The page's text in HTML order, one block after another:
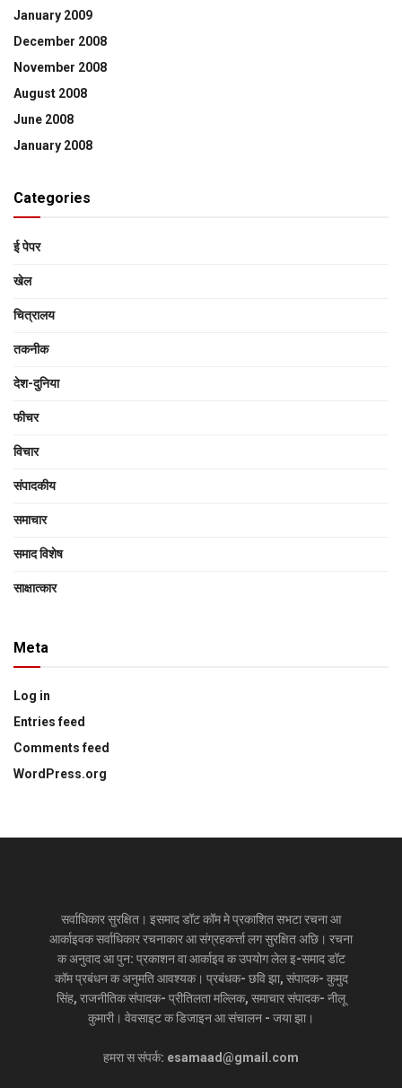
January 2009
December 2008
November 2008
August 2008
June 2008
January 2008
Categories
ई पेपर
खेल
चित्रालय
तकनीक
देश-दुनिया
फीचर
विचार
संपादकीय
समाचार
समाद विशेष
साक्षात्‍कार
Meta
Log in
Entries feed
Comments feed
WordPress.org
सर्वाधिकार सुरक्षित। इसमाद डॉट कॉम मे प्रकाशित सभटा रचना आ
आर्काइवक सर्वाधिकार रचनाकार आ संग्रहकर्त्ता लग सुरक्षित अछि। रचना
क अनुवाद आ पुन: प्रकाशन वा आर्काइव क उपयोग लेल इ-समाद डॉट
कॉम प्रबंधन क अनुमति आवश्यक। प्रबंधक- छवि झा, संपादक- कुमुद
सिंह, राजनीतिक संपादक- प्रीतिलता मल्लिक, समाचार संपादक- नीलू
कुमारी। वेवसाइट क डिजाइन आ संचालन - जया झा।
हमरा स संपर्क: esamaad@gmail.com